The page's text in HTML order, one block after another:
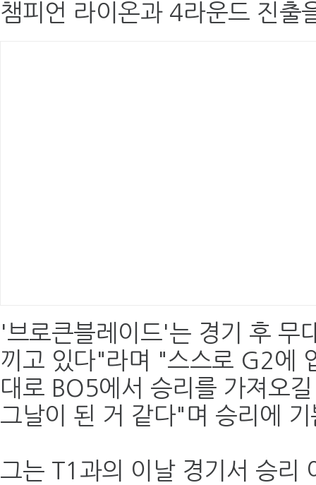
챔피언 라이온과 4라운드 진출
'브로큰블레이드'는 경기 후 무
끼고 있다"라며 "스스로 G2에
대로 BO5에서 승리를 가져오
그날이 된 거 같다"며 승리에
그는 T1과의 이날 경기서 승리